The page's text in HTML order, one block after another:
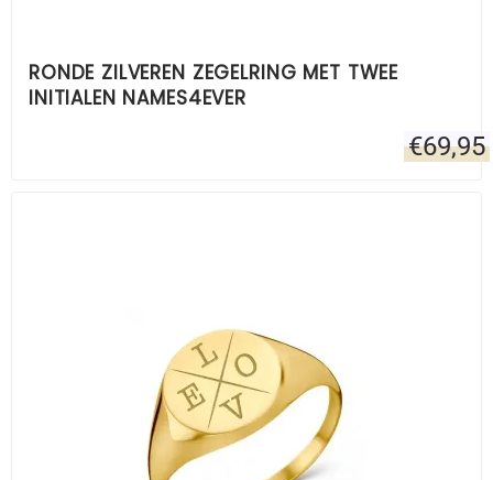
RONDE ZILVEREN ZEGELRING MET TWEE
INITIALEN NAMES4EVER
€69,95